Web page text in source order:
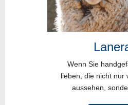
Wenn Sie
lieben, die nicht nur
aussehen,